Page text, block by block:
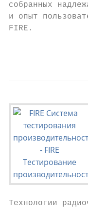
собранных
и опыт
FIRE.
Технологии